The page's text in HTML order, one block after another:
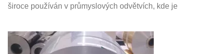
široce používán v průmyslových odvětvích, kde je